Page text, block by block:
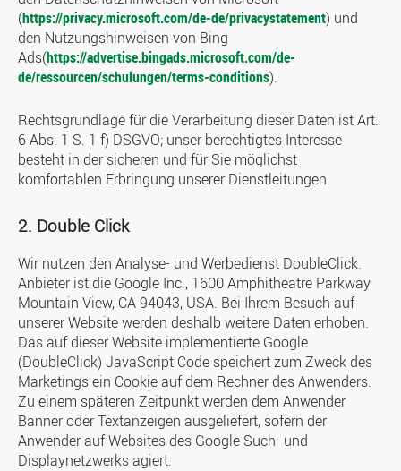
(https://privacy.microsoft.com/de-de/privacystatement) und
den Nutzungshinweisen von Bing
Ads(https://advertise.bingads.microsoft.com/de-
de/ressourcen/schulungen/terms-conditions).
Rechtsgrundlage für die Verarbeitung dieser Daten ist Art.
6 Abs. 1 S. 1 f) DSGVO; unser berechtigtes Interesse
besteht in der sicheren und für Sie möglichst
komfortablen Erbringung unserer Dienstleitungen.
2. Double Click
Wir nutzen den Analyse- und Werbedienst DoubleClick.
Anbieter ist die Google Inc., 1600 Amphitheatre Parkway
Mountain View, CA 94043, USA. Bei Ihrem Besuch auf
unserer Website werden deshalb weitere Daten erhoben.
Das auf dieser Website implementierte Google
(DoubleClick) JavaScript Code speichert zum Zweck des
Marketings ein Cookie auf dem Rechner des Anwenders.
Zu einem späteren Zeitpunkt werden dem Anwender
Banner oder Textanzeigen ausgeliefert, sofern der
Anwender auf Websites des Google Such- und
Displaynetzwerks agiert.